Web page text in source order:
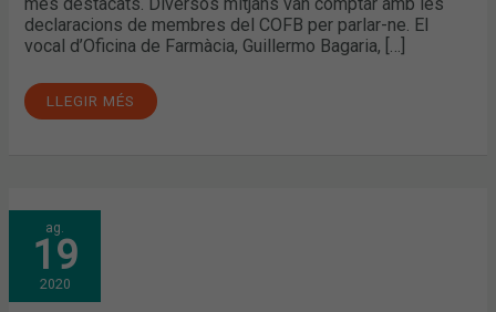
declaracions de membres del COFB per parlar-ne. El
vocal d’Oficina de Farmàcia, Guillermo Bagaria, […]
LLEGIR MÉS
ag.
19
2020
JULIOL:
LA
NOVA
JUNTA
DE
GOVERN
DEL